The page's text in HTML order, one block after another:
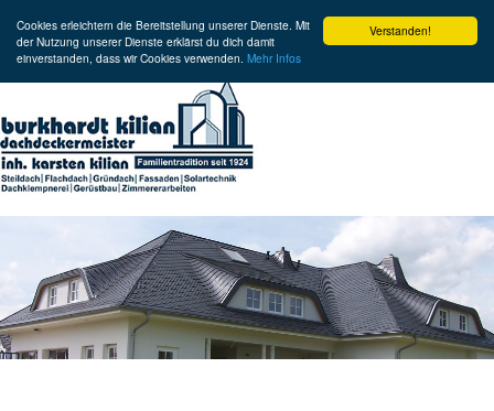
Verstanden!
Cookies erleichtern die Bereitstellung unserer Dienste. Mit
der Nutzung unserer Dienste erklärst du dich damit
einverstanden, dass wir Cookies verwenden. Mehr Infos